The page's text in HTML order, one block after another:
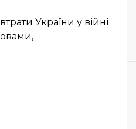
України у війні